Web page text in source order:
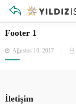
Footer 1
Posted
on
Ağustos 10, 2017
İletişim